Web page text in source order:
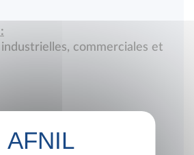
commerciales et